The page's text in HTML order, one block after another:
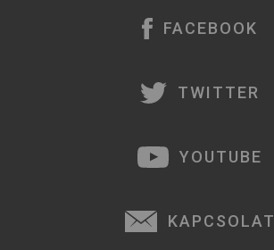
FACEBOOK
TWITTER
YOUTUBE
KAPCSOLAT